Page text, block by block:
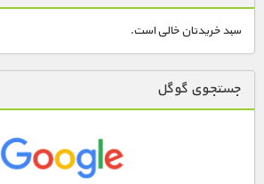
سبد خریدتان خالی است.
جستجوی گوگل